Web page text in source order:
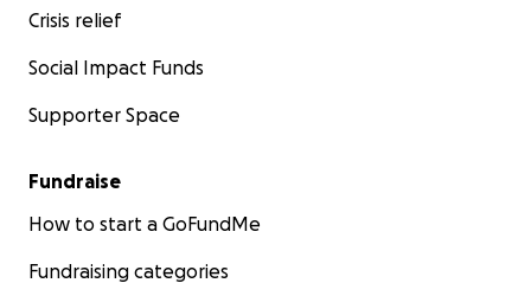
Crisis relief
Social Impact Funds
Supporter Space
Fundraise
How to start a GoFundMe
Fundraising categories